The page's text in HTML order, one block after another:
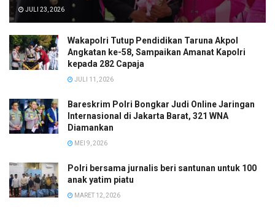
JULI 23, 2026
Wakapolri Tutup Pendidikan Taruna Akpol
Angkatan ke-58, Sampaikan Amanat Kapolri
kepada 282 Capaja
JULI 11, 2026
Bareskrim Polri Bongkar Judi Online Jaringan
Internasional di Jakarta Barat, 321 WNA
Diamankan
MEI 9, 2026
Polri bersama jurnalis beri santunan untuk 100
anak yatim piatu
MARET 12, 2026